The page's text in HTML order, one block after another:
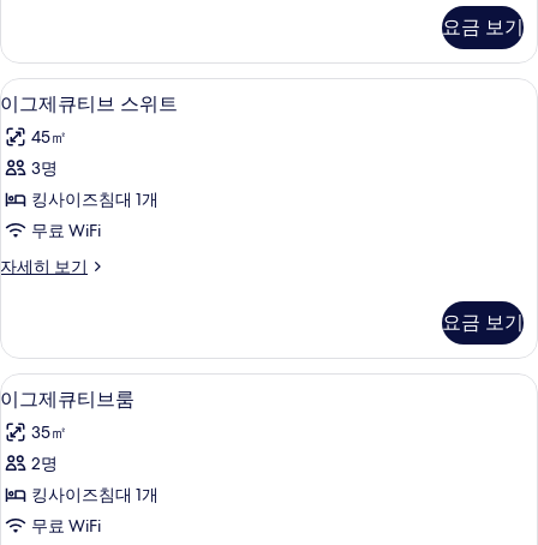
두
보
기
룸
자
세
히
보
기
요금 보기
이
그
제
큐
티
스
트
사
진
모
두
보
기
이그제큐티브 스위트 | 고급 침구, 오
4
이그제큐티브 스위트
45㎡
3명
킹사이즈침대 1개
무료 WiFi
자세히 보기
이
티
브
스
위
트
자
히
보
요금 보기
이
그
제
큐
티
이그제큐티브룸 | 고급 침구, 오리/거
4
이그제큐티브룸
35㎡
2명
킹사이즈침대 1개
무료 WiFi